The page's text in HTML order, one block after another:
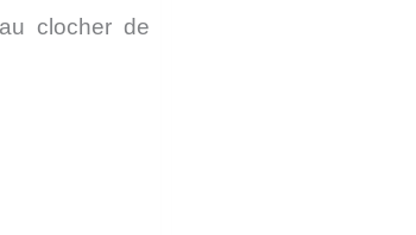
clocher de